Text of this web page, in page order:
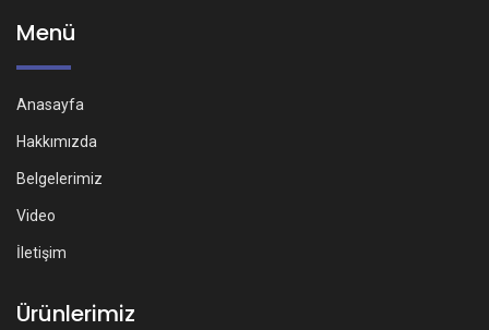
Menü
Anasayfa
Hakkımızda
Belgelerimiz
Video
İletişim
Ürünlerimiz